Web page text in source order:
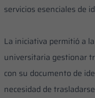
servicios esenciales de
La iniciativa permitió a
universitaria gestionar
con su documento de
necesidad de